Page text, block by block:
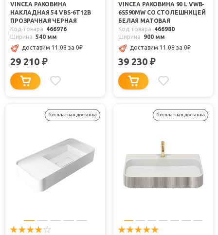
VINCEA РАКОВИНА
НАКЛАДНАЯ 54 VBS-6T12B
ПРОЗРАЧНАЯ ЧЕРНАЯ
Код товара
466976
Ширина 540 мм
доставим 11.08 за 0₽
29 210 ₽
VINCEA РАКОВИНА 90 L VWB-
6S590MW СО СТОЛЕШНИЦЕЙ
БЕЛАЯ МАТОВАЯ
Код товара
466980
Ширина
900 мм
доставим 11.08 за 0₽
39 230 ₽
бесплатная доставка бесплатная доставка